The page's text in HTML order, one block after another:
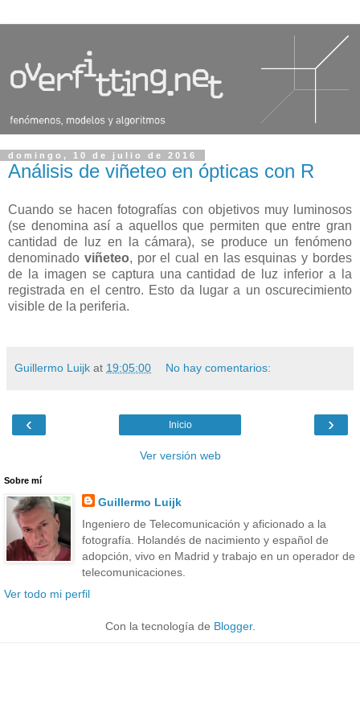
domingo, 10 de julio de 2016
Análisis de viñeteo en ópticas con R
Cuando se hacen fotografías con objetivos muy luminosos
(se denomina así a aquellos que permiten que entre gran
cantidad de luz en la cámara), se produce un fenómeno
denominado viñeteo, por el cual en las esquinas y bordes
de la imagen se captura una cantidad de luz inferior a la
registrada en el centro. Esto da lugar a un oscurecimiento
visible de la periferia.
Guillermo Luijk at 19:05:00 No hay comentarios:
‹ ›
Inicio
Ver versión web
Sobre mí
Guillermo Luijk
Ingeniero de Telecomunicación y aficionado a la
fotografía. Holandés de nacimiento y español de
adopción, vivo en Madrid y trabajo en un operador de
telecomunicaciones.
Ver todo mi perfil
Con la tecnología de Blogger.